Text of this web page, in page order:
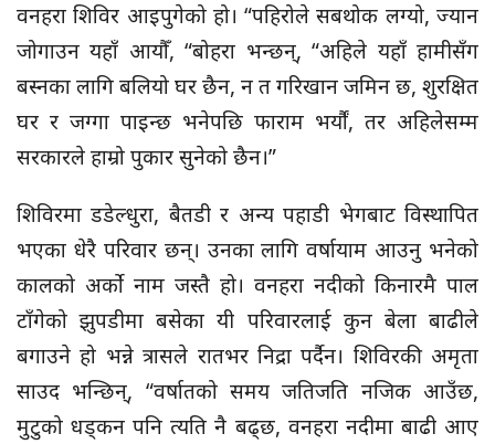
वनहरा शिविर आइपुगेको हो। “पहिरोले सबथोक लग्यो, ज्यान
जोगाउन यहाँ आयौँ, “बोहरा भन्छन्, “अहिले यहाँ हामीसँग
बस्नका लागि बलियो घर छैन, न त गरिखान जमिन छ, शुरक्षित
घर र जग्गा पाइन्छ भनेपछि फाराम भर्यौं, तर अहिलेसम्म
सरकारले हाम्रो पुकार सुनेको छैन।”
शिविरमा डडेल्धुरा, बैतडी र अन्य पहाडी भेगबाट विस्थापित
भएका धेरै परिवार छन्। उनका लागि वर्षायाम आउनु भनेको
कालको अर्को नाम जस्तै हो। वनहरा नदीको किनारमै पाल
टाँगेको झुपडीमा बसेका यी परिवारलाई कुन बेला बाढीले
बगाउने हो भन्ने त्रासले रातभर निद्रा पर्दैन। शिविरकी अमृता
साउद भन्छिन्, “वर्षातको समय जतिजति नजिक आउँछ,
मुटुको धड्कन पनि त्यति नै बढ्छ, वनहरा नदीमा बाढी आए